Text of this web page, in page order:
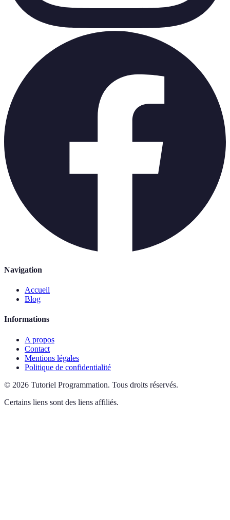
Navigation
Accueil
Blog
Informations
A propos
Contact
Mentions légales
Politique de confidentialité
© 2026 Tutoriel Programmation. Tous droits réservés.
Certains liens sont des liens affiliés.